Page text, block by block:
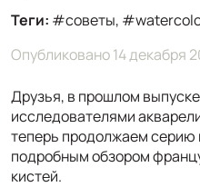
Теги: #советы,
Опубликовано14 декабря
Друзья, в прошлом
исследователями
теперь продолжаем серию
подробным обзором
кистей.